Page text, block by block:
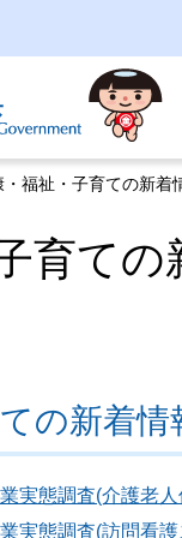
・福祉・子育ての新着
育ての
の新着情
実態調査(介護老
実態調査(訪問看